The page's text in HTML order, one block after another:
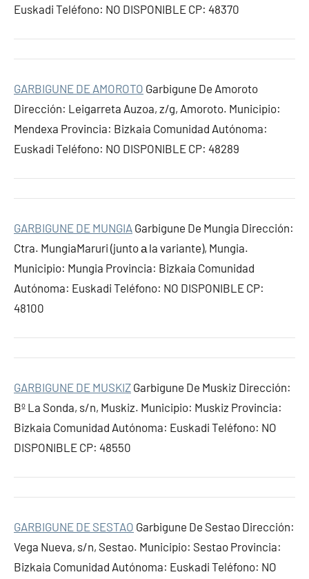
Euskadi Teléfono: NO DISPONIBLE CP: 48370
GARBIGUNE DE AMOROTO Garbigune De Amoroto
Dirección: Leigarreta Auzoa, z/g, Amoroto. Municipio:
Mendexa Provincia: Bizkaia Comunidad Autónoma:
Euskadi Teléfono: NO DISPONIBLE CP: 48289
GARBIGUNE DE MUNGIA Garbigune De Mungia Dirección:
Ctra. MungiaMaruri (junto а la variante), Mungia.
Municipio: Mungia Provincia: Bizkaia Comunidad
Autónoma: Euskadi Teléfono: NO DISPONIBLE CP:
48100
GARBIGUNE DE MUSKIZ Garbigune De Muskiz Dirección:
Bº La Sonda, s/n, Muskiz. Municipio: Muskiz Provincia:
Bizkaia Comunidad Autónoma: Euskadi Teléfono: NO
DISPONIBLE CP: 48550
GARBIGUNE DE SESTAO Garbigune De Sestao Dirección:
Vega Nueva, s/n, Sestao. Municipio: Sestao Provincia:
Bizkaia Comunidad Autónoma: Euskadi Teléfono: NO